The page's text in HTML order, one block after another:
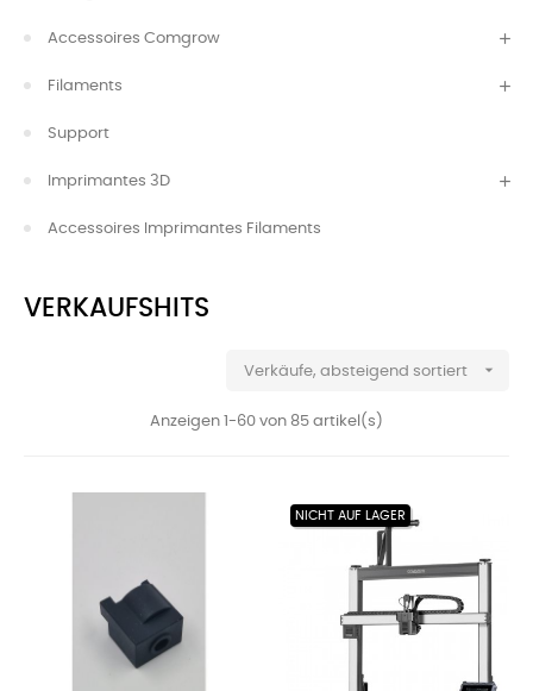
Accessoires Comgrow
Filaments
Support
Imprimantes 3D
Accessoires Imprimantes Filaments
VERKAUFSHITS
Verkäufe, absteigend sortiert 
Anzeigen 1-60 von 85 artikel(s)
NICHT AUF LAGER